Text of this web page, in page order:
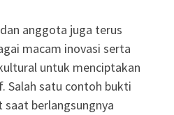
anggota juga terus
macam inovasi serta
untuk menciptakan
Salah satu contoh bukti
berlangsungnya